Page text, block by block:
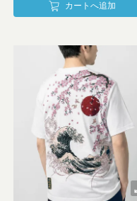
カートへ追加